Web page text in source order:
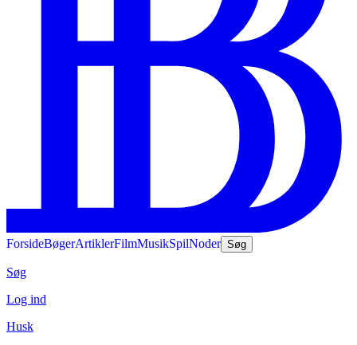
ForsideBøgerArtiklerFilmMusikSpilNoder Søg
Søg
Log ind
Husk